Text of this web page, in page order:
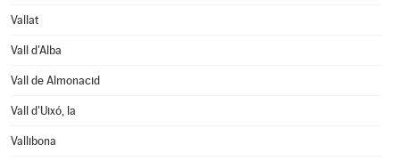
Vallat
Vall d'Alba
Vall de Almonacid
Vall d'Uixó, la
Vallibona